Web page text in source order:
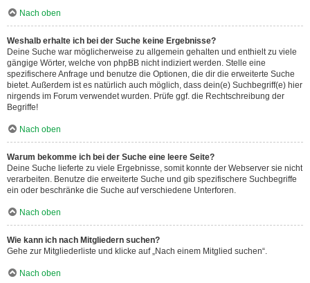
Nach oben
Weshalb erhalte ich bei der Suche keine Ergebnisse?
Deine Suche war möglicherweise zu allgemein gehalten und enthielt zu viele
gängige Wörter, welche von phpBB nicht indiziert werden. Stelle eine
spezifischere Anfrage und benutze die Optionen, die dir die erweiterte Suche
bietet. Außerdem ist es natürlich auch möglich, dass dein(e) Suchbegriff(e) hier
nirgends im Forum verwendet wurden. Prüfe ggf. die Rechtschreibung der
Begriffe!
Nach oben
Warum bekomme ich bei der Suche eine leere Seite?
Deine Suche lieferte zu viele Ergebnisse, somit konnte der Webserver sie nicht
verarbeiten. Benutze die erweiterte Suche und gib spezifischere Suchbegriffe
ein oder beschränke die Suche auf verschiedene Unterforen.
Nach oben
Wie kann ich nach Mitgliedern suchen?
Gehe zur Mitgliederliste und klicke auf „Nach einem Mitglied suchen“.
Nach oben